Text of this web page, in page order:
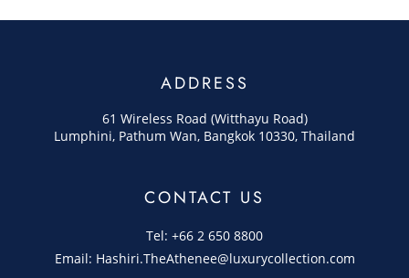
ADDRESS
61 Wireless Road (Witthayu Road)
Lumphini, Pathum Wan, Bangkok 10330, Thailand
CONTACT US
Tel: +66 2 650 8800
Email: Hashiri.TheAthenee@luxurycollection.com